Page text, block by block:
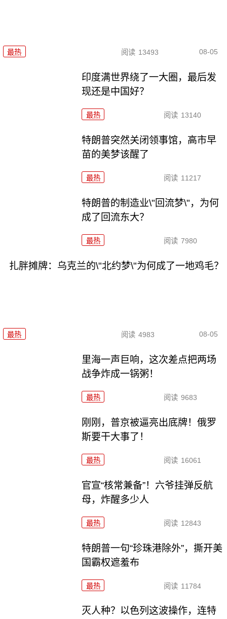
最热 阅读 13493 08-05
印度满世界绕了一大圈，最后发
现还是中国好？
最热 阅读 13140
特朗普突然关闭领事馆，高市早
苗的美梦该醒了
最热 阅读 11217
特朗普的制造业\"回流梦\"，为何
成了回流东大？
最热 阅读 7980
扎胖摊牌：乌克兰的\"北约梦\"为何成了一地鸡毛？
最热 阅读 4983 08-05
里海一声巨响，这次差点把两场
战争炸成一锅粥！
最热 阅读 9683
刚刚，普京被逼亮出底牌！俄罗
斯要干大事了！
最热 阅读 16061
官宣“核常兼备”！六爷挂弹反航
母，炸醒多少人
最热 阅读 12843
特朗普一句“珍珠港除外”，撕开美
国霸权遮羞布
最热 阅读 11784
灭人种？以色列这波操作，连特